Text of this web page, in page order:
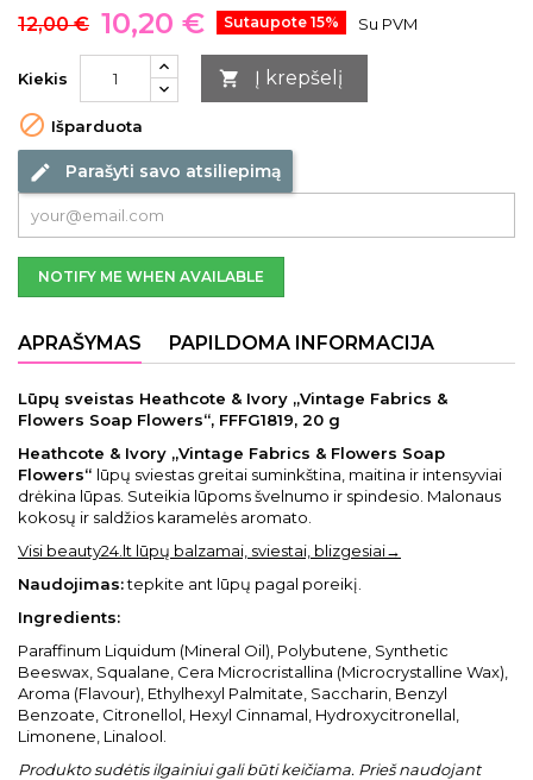
12,00 € 10,20 € Sutaupote 15% Su PVM
Kiekis  Į krepšelį
 Išparduota
edit Parašyti savo atsiliepimą
NOTIFY ME WHEN AVAILABLE
APRAŠYMAS PAPILDOMA INFORMACIJA
Lūpų sveistas Heathcote & Ivory „Vintage Fabrics &
Flowers Soap Flowers“, FFFG1819, 20 g
Heathcote & Ivory „Vintage Fabrics & Flowers Soap
Flowers“ lūpų sviestas greitai suminkština, maitina ir intensyviai
drėkina lūpas. Suteikia lūpoms švelnumo ir spindesio. Malonaus
kokosų ir saldžios karamelės aromato.
Visi beauty24.lt lūpų balzamai, sviestai, blizgesiai→
Naudojimas:tepkite ant lūpų pagal poreikį.
Ingredients:
Paraffinum Liquidum (Mineral Oil), Polybutene, Synthetic
Beeswax, Squalane, Cera Microcristallina (Microcrystalline Wax),
Aroma (Flavour), Ethylhexyl Palmitate, Saccharin, Benzyl
Benzoate, Citronellol, Hexyl Cinnamal, Hydroxycitronellal,
Limonene, Linalool.
Produkto sudėtis ilgainiui gali būti keičiama. Prieš naudojant